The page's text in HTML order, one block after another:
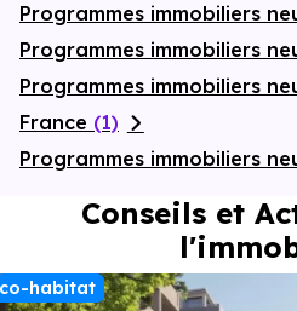
Programmes immobiliers
Programmes immobiliers
Programmes immobiliers
France (1)
Programmes immobiliers
Conseils et
habitat